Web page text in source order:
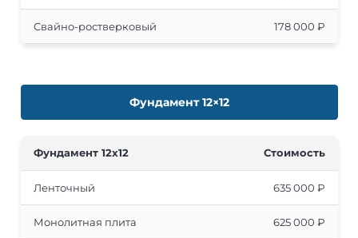
Свайно-ростверковый 178 000 ₽
Фундамент 12×12
Фундамент 12x12 Стоимость
Ленточный 635 000 ₽
Монолитная плита 625 000 ₽